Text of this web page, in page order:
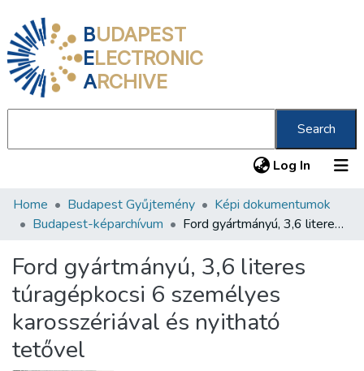
BUDAPEST
ELECTRONIC
ARCHIVE
Search
Log In (current)
Communities & Collections
Statistics
About us
Home Budapest Gyűjtemény
Képi dokumentumok
Budapest-képarchívum
Ford gyártmányú, 3,6 literes túragépkocsi 6 személyes karosszériával és nyitható tetővel
Ford gyártmányú, 3,6 literes
túragépkocsi 6 személyes
karosszériával és nyitható
tetővel